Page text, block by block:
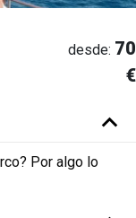
desde: 70
€
Por algo lo